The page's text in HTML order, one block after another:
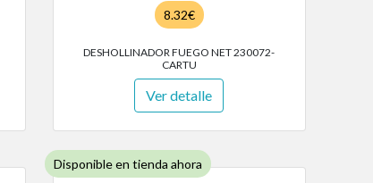
8.32€
DESHOLLINADOR FUEGO NET 230072-
CARTU
Ver detalle
Disponible en tienda ahora